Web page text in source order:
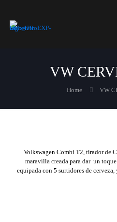
VW
Home VW
Volkswagen Combi T2, tirador de
maravilla creada para dar un
equipada con 5 surtidores de